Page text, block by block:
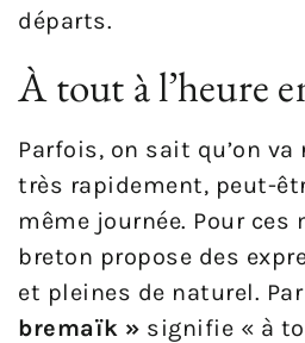
départs.
À tout à l’heure
Parfois, on sait qu’on va
très rapidement, peut-
même journée. Pour ces
breton propose des
et pleines de naturel.
bremaïk » signifie « à